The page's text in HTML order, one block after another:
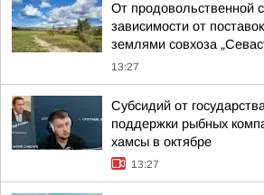
От продовольственной
зависимости от
землями совхоза
13:27
Субсидий от
поддержки рыбных
хамсы в октябре
13:27